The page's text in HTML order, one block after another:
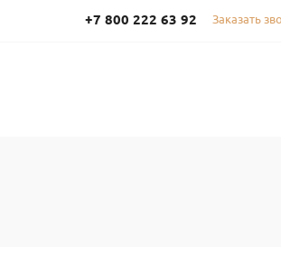
+7 800 222 63 92 Заказать